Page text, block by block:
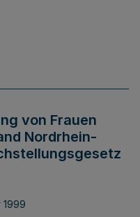
von Frauen
Nordrhein-
1999